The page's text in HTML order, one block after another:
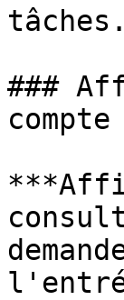
tâches.
###